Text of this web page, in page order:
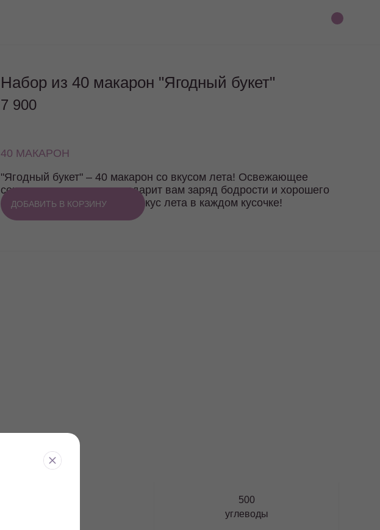
Набор из 40 макарон "Ягодный букет"
7 900
40 МАКАРОН
"Ягодный букет" – 40 макарон со вкусом лета! Освежающее
сочетание ягод и мяты подарит вам заряд бодрости и хорошего
настроения. Почувствуйте вкус лета в каждом кусочке!
500
углеводы